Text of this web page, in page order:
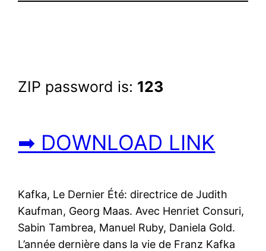
ZIP password is: 123
➡ DOWNLOAD LINK
Kafka, Le Dernier Été: directrice de Judith
Kaufman, Georg Maas. Avec Henriet Consuri,
Sabin Tambrea, Manuel Ruby, Daniela Gold.
L’année dernière dans la vie de Franz Kafka